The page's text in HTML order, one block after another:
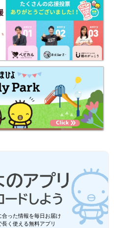
った情報を毎日お届け
く使える無料アプリ